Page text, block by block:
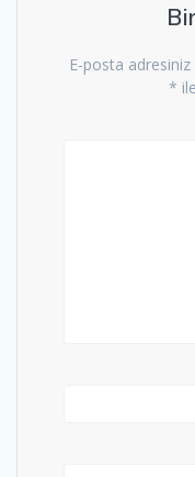
E-posta adresiniz
*